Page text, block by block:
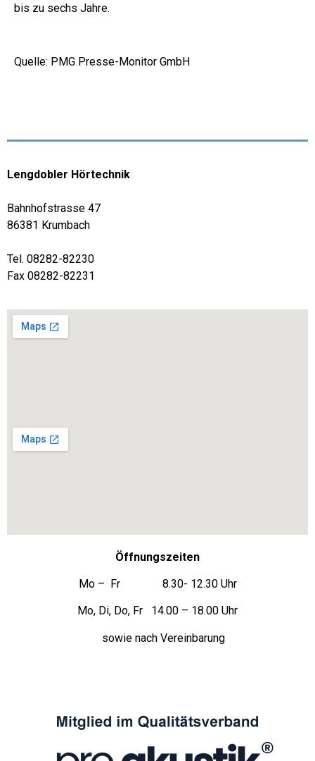
bis zu sechs Jahre.
Quelle: PMG Presse-Monitor GmbH
Lengdobler Hörtechnik
Bahnhofstrasse 47
86381 Krumbach
Tel. 08282-82230
Fax 08282-82231
Öffnungszeiten
Mo – Fr 8.30- 12.30 Uhr
Mo, Di, Do, Fr 14.00 – 18.00 Uhr
sowie nach Vereinbarung